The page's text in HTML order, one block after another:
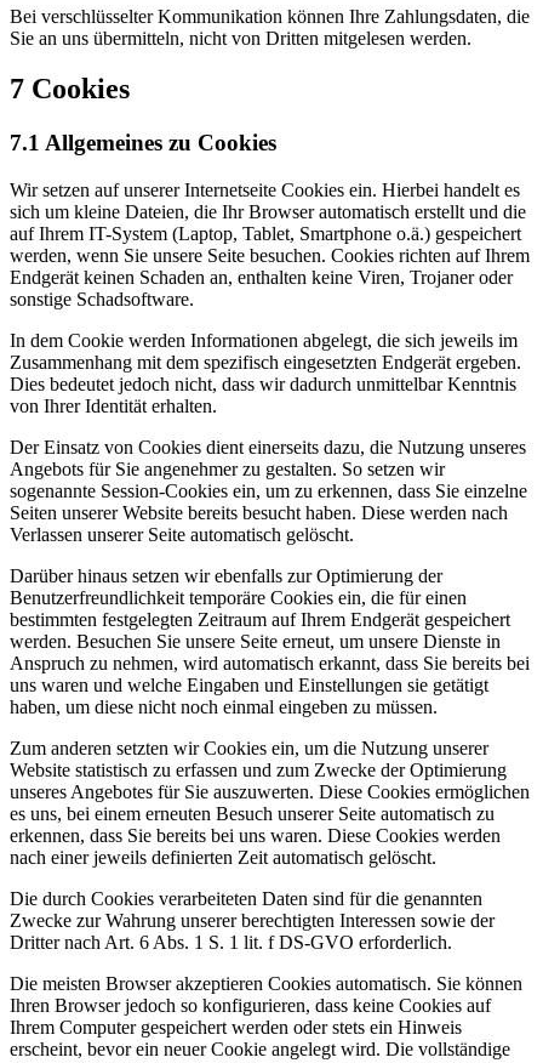
Bei verschlüsselter Kommunikation können Ihre Zahlungsdaten, die
Sie an uns übermitteln, nicht von Dritten mitgelesen werden.
7 Cookies
7.1 Allgemeines zu Cookies
Wir setzen auf unserer Internetseite Cookies ein. Hierbei handelt es
sich um kleine Dateien, die Ihr Browser automatisch erstellt und die
auf Ihrem IT-System (Laptop, Tablet, Smartphone o.ä.) gespeichert
werden, wenn Sie unsere Seite besuchen. Cookies richten auf Ihrem
Endgerät keinen Schaden an, enthalten keine Viren, Trojaner oder
sonstige Schadsoftware.
In dem Cookie werden Informationen abgelegt, die sich jeweils im
Zusammenhang mit dem spezifisch eingesetzten Endgerät ergeben.
Dies bedeutet jedoch nicht, dass wir dadurch unmittelbar Kenntnis
von Ihrer Identität erhalten.
Der Einsatz von Cookies dient einerseits dazu, die Nutzung unseres
Angebots für Sie angenehmer zu gestalten. So setzen wir
sogenannte Session-Cookies ein, um zu erkennen, dass Sie einzelne
Seiten unserer Website bereits besucht haben. Diese werden nach
Verlassen unserer Seite automatisch gelöscht.
Darüber hinaus setzen wir ebenfalls zur Optimierung der
Benutzerfreundlichkeit temporäre Cookies ein, die für einen
bestimmten festgelegten Zeitraum auf Ihrem Endgerät gespeichert
werden. Besuchen Sie unsere Seite erneut, um unsere Dienste in
Anspruch zu nehmen, wird automatisch erkannt, dass Sie bereits bei
uns waren und welche Eingaben und Einstellungen sie getätigt
haben, um diese nicht noch einmal eingeben zu müssen.
Zum anderen setzten wir Cookies ein, um die Nutzung unserer
Website statistisch zu erfassen und zum Zwecke der Optimierung
unseres Angebotes für Sie auszuwerten. Diese Cookies ermöglichen
es uns, bei einem erneuten Besuch unserer Seite automatisch zu
erkennen, dass Sie bereits bei uns waren. Diese Cookies werden
nach einer jeweils definierten Zeit automatisch gelöscht.
Die durch Cookies verarbeiteten Daten sind für die genannten
Zwecke zur Wahrung unserer berechtigten Interessen sowie der
Dritter nach Art. 6 Abs. 1 S. 1 lit. f DS-GVO erforderlich.
Die meisten Browser akzeptieren Cookies automatisch. Sie können
Ihren Browser jedoch so konfigurieren, dass keine Cookies auf
Ihrem Computer gespeichert werden oder stets ein Hinweis
erscheint, bevor ein neuer Cookie angelegt wird. Die vollständige